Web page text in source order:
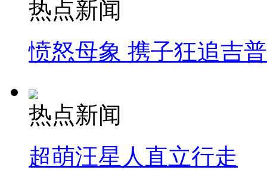
热点新闻
愤怒母象 携子狂追吉
热点新闻
超萌汪星人直立行走